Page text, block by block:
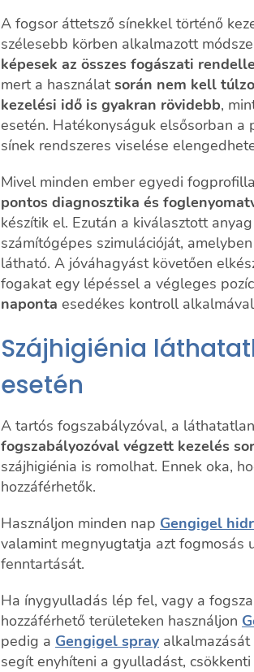
A fogsor áttetsző sínekkel történő
szélesebb körben alkalmazott
képesek az összes fogászati
mert a használatsorán nem kell
kezelési idő is gyakran rövidebb,
esetén. Hatékonyságuk elsősorban
sínek rendszeres viselése
Mivel minden ember egyedi
pontos diagnosztika és
készítik el. Ezután a kiválasztott
számítógépes szimulációját,
látható. A jóváhagyást követően
fogakat egy lépéssel a végleges
naponta esedékes kontroll
Szájhigiénia
esetén
A tartós fogszabályzóval, a
fogszabályozóval végzett kezelés
szájhigiénia is romolhat. Ennek oka,
hozzáférhetők.
Használjon minden nap Gengigel
valamint megnyugtatja azt fogmosás
fenntartását.
Ha ínygyulladás lép fel, vagy a
hozzáférhető területeken használjon
pedig a Gengigel spray
segít enyhíteni a gyulladást,